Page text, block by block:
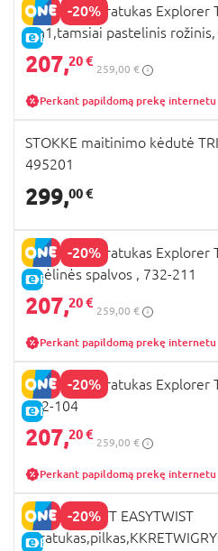
-20%
E-KAINA
GLOBBER triratukas Explorer
4in1,tamsiai pastelinis
207,20 €
259,00 €
Perkant papildomą prekę internetu
STOKKE maitinimo kėdutė
495201
299,00 €
-20%
E-KAINA
GLOBBER triratukas Explorer
smėlinės spalvos , 732-211
207,20 €
259,00 €
Perkant papildomą prekę internetu
-20%
E-KAINA
GLOBBER triratukas Explorer
732-104
207,20 €
259,00 €
Perkant papildomą prekę internetu
-20%
E-KAINA
KINDERKRAFT EASYTWIST